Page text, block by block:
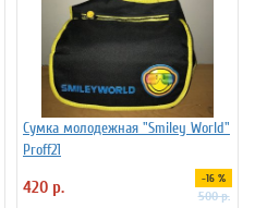
Сумка молодежная "Smiley World"
Proff21
420 р. -16 %
500 р.